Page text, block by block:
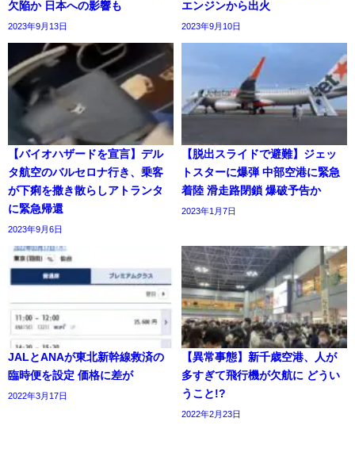
欠陥か 日本への影響も
2023年9月13日
エンジンから出火
2023年9月10日
【バイオハザードを宣言】デル
タ航空のバルセロナ行き、乗客
が下痢を撒き散らしアトランタ
に緊急帰還
2023年9月6日
【脱出スライドで避難】ジェッ
トスターに爆弾 中部空港に緊急
着陸 滑走路閉鎖 爆破予告か
2023年1月7日
JALとANAが東北新幹線救済の
臨時便を設定 価格に差が
2022年3月17日
【異常事態】新千歳空港、人が
多すぎて飛行機が欠航に どうい
うこと!?
2022年2月23日